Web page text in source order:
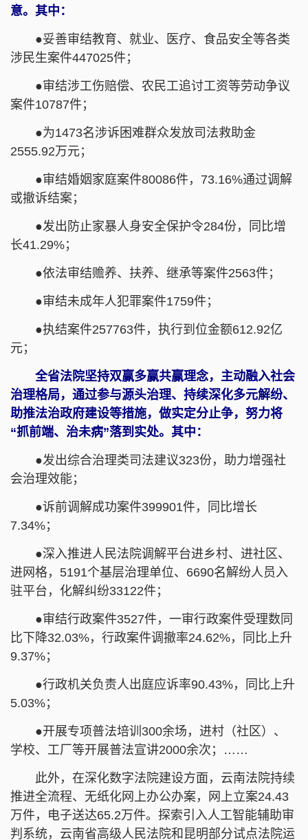
意。其中：
●妥善审结教育、就业、医疗、食品安全等各类
涉民生案件447025件；
●审结涉工伤赔偿、农民工追讨工资等劳动争议
案件10787件；
●为1473名涉诉困难群众发放司法救助金
2555.92万元；
●审结婚姻家庭案件80086件，73.16%通过调解
或撤诉结案；
●发出防止家暴人身安全保护令284份，同比增
长41.29%；
●依法审结赡养、扶养、继承等案件2563件；
●审结未成年人犯罪案件1759件；
●执结案件257763件，执行到位金额612.92亿
元；
全省法院坚持双赢多赢共赢理念，主动融入社会
治理格局，通过参与源头治理、持续深化多元解纷、
助推法治政府建设等措施，做实定分止争，努力将
“抓前端、治未病”落到实处。其中：
●发出综合治理类司法建议323份，助力增强社
会治理效能；
●诉前调解成功案件399901件，同比增长
7.34%；
●深入推进人民法院调解平台进乡村、进社区、
进网格，5191个基层治理单位、6690名解纷人员入
驻平台，化解纠纷33122件；
●审结行政案件3527件，一审行政案件受理数同
比下降32.03%，行政案件调撤率24.62%，同比上升
9.37%；
●行政机关负责人出庭应诉率90.43%，同比上升
5.03%；
●开展专项普法培训300余场，进村（社区）、
学校、工厂等开展普法宣讲2000余次；……
此外，在深化数字法院建设方面，云南法院持续
推进全流程、无纸化网上办公办案，网上立案24.43
万件，电子送达65.2万件。探索引入人工智能辅助审
判系统，云南省高级人民法院和昆明部分试点法院运